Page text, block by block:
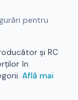
pentru
și RC
în
Află mai